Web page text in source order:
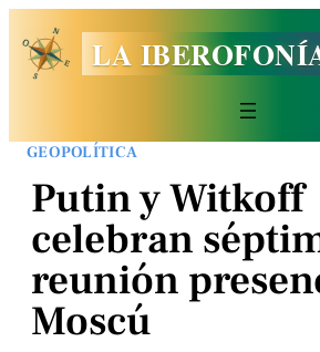
LA
GEOPOLÍTICA
Putin y Witkoff
celebran
reunión
Moscú